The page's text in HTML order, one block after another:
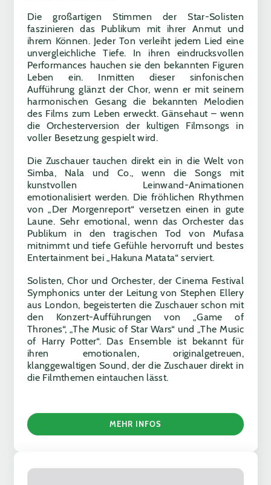
Die großartigen Stimmen der Star-Solisten
faszinieren das Publikum mit ihrer Anmut und
ihrem Können. Jeder Ton verleiht jedem Lied eine
unvergleichliche Tiefe. In ihren eindrucksvollen
Performances hauchen sie den bekannten Figuren
Leben ein. Inmitten dieser sinfonischen
Aufführung glänzt der Chor, wenn er mit seinem
harmonischen Gesang die bekannten Melodien
des Films zum Leben erweckt. Gänsehaut – wenn
die Orchesterversion der kultigen Filmsongs in
voller Besetzung gespielt wird.
Die Zuschauer tauchen direkt ein in die Welt von
Simba, Nala und Co., wenn die Songs mit
kunstvollen Leinwand-Animationen
emotionalisiert werden. Die fröhlichen Rhythmen
von „Der Morgenreport“ versetzen einen in gute
Laune. Sehr emotional, wenn das Orchester das
Publikum in den tragischen Tod von Mufasa
mitnimmt und tiefe Gefühle hervorruft und bestes
Entertainment bei „Hakuna Matata“ serviert.
Solisten, Chor und Orchester, der Cinema Festival
Symphonics unter der Leitung von Stephen Ellery
aus London, begeisterten die Zuschauer schon mit
den Konzert-Aufführungen von „Game of
Thrones“, „The Music of Star Wars“ und „The Music
of Harry Potter“. Das Ensemble ist bekannt für
ihren emotionalen, originalgetreuen,
klanggewaltigen Sound, der die Zuschauer direkt in
die Filmthemen eintauchen lässt.
MEHR INFOS